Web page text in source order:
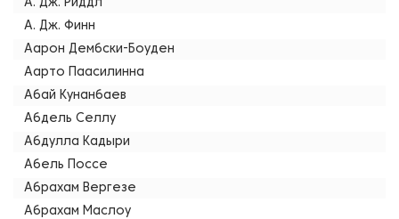
А. Дж. Риддл
А. Дж. Финн
Аарон Дембски-Боуден
Аарто Паасилинна
Абай Кунанбаев
Абдель Селлу
Абдулла Кадыри
Абель Поссе
Абрахам Вергезе
Абрахам Маслоу